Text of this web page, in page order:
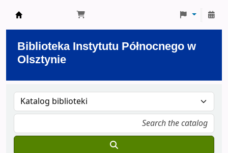
Biblioteka Instytutu Północnego w
Olsztynie